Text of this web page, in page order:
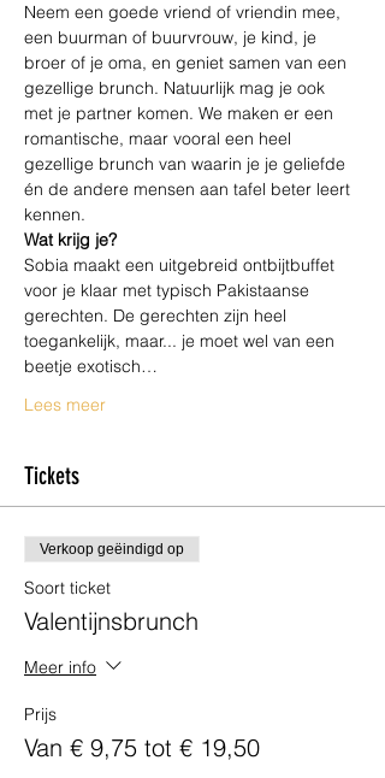
Neem een goede vriend of vriendin mee,
een buurman of buurvrouw, je kind, je
broer of je oma, en geniet samen van een
gezellige brunch. Natuurlijk mag je ook
met je partner komen. We maken er een
romantische, maar vooral een heel
gezellige brunch van waarin je je geliefde
én de andere mensen aan tafel beter leert
kennen.
Wat krijg je?
Sobia maakt een uitgebreid ontbijtbuffet
voor je klaar met typisch Pakistaanse
gerechten. De gerechten zijn heel
toegankelijk, maar... je moet wel van een
beetje exotisch…
Lees meer
Tickets
Verkoop geëindigd op
Soort ticket
Valentijnsbrunch
Meer info
Prijs
Van € 9,75 tot € 19,50